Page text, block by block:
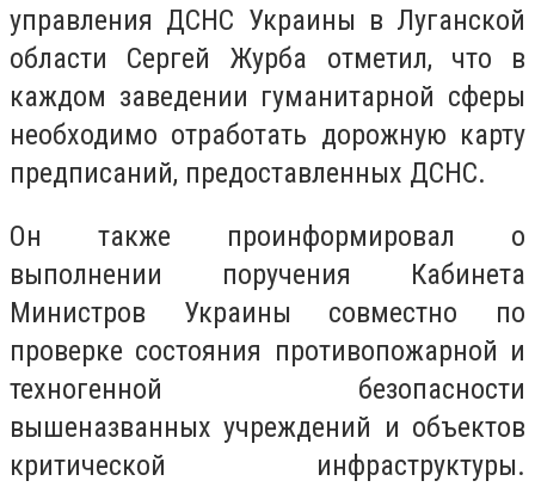
управления ДСНС Украины в Луганской
области Сергей Журба отметил, что в
каждом заведении гуманитарной сферы
необходимо отработать дорожную карту
предписаний, предоставленных ДСНС.
Он также проинформировал о
выполнении поручения Кабинета
Министров Украины совместно по
проверке состояния противопожарной и
техногенной безопасности
вышеназванных учреждений и объектов
критической инфраструктуры.